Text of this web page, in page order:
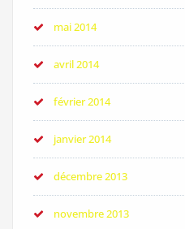
mai 2014
avril 2014
février 2014
janvier 2014
décembre 2013
novembre 2013